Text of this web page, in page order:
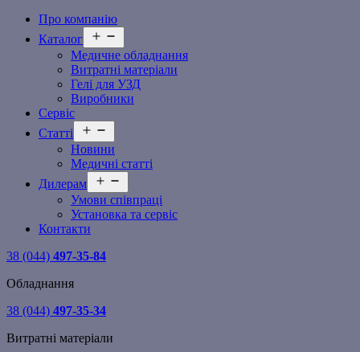
Про компанію
Каталог
меню
Медичне обладнання
Витратні матеріали
Гелі для УЗД
Виробники
Сервіс
Статті
меню
Новини
Медичні статті
Дилерам
меню
Умови співпраці
Установка та сервіс
Контакти
38 (044) 497-35-84
Обладнання
38 (044) 497-35-34
Витратні матеріали